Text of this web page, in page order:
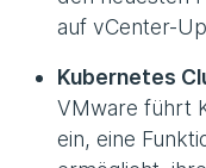
auf vCenter-
Kubernetes
VMware führt
ein, eine